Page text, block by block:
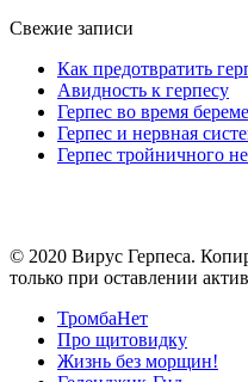
Свежие записи
Как предотвратить
Авидность к герпесу
Герпес во время
Герпес и нервная
Герпес тройничного
© 2020 Вирус Герпеса.
только при оставлении
ТромбаНет
Про щитовидку
Жизнь без морщин!